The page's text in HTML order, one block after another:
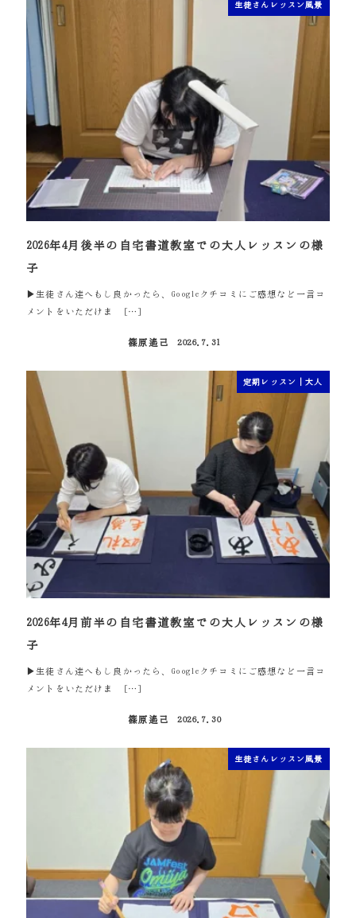
生徒さんレッスン風景
2026年4月後半の自宅書道教室での大人レッスンの様
子
▶生徒さん達へもし良かったら、Googleクチコミにご感想など一言コ
メントをいただけま […]
篠原遙己
2026.7.31
定期レッスン｜大人
2026年4月前半の自宅書道教室での大人レッスンの様
子
▶生徒さん達へもし良かったら、Googleクチコミにご感想など一言コ
メントをいただけま […]
篠原遙己
2026.7.30
生徒さんレッスン風景